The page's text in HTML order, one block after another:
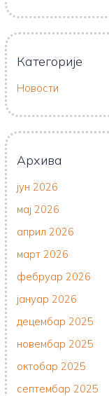
Категорије
Новости
Архива
јун 2026
мај 2026
април 2026
март 2026
фебруар 2026
јануар 2026
децембар 2025
новембар 2025
октобар 2025
септембар 2025